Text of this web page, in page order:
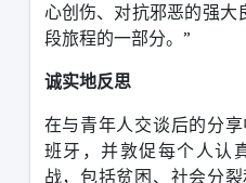
心创伤、对抗邪恶的强大
段旅程的一部分。 ”
诚实地反思
在与青年人交谈后的分
班牙，并敦促每个人认
战，包括贫困、社会分